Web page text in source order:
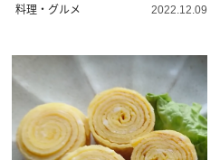
料理・グルメ 2022.12.09